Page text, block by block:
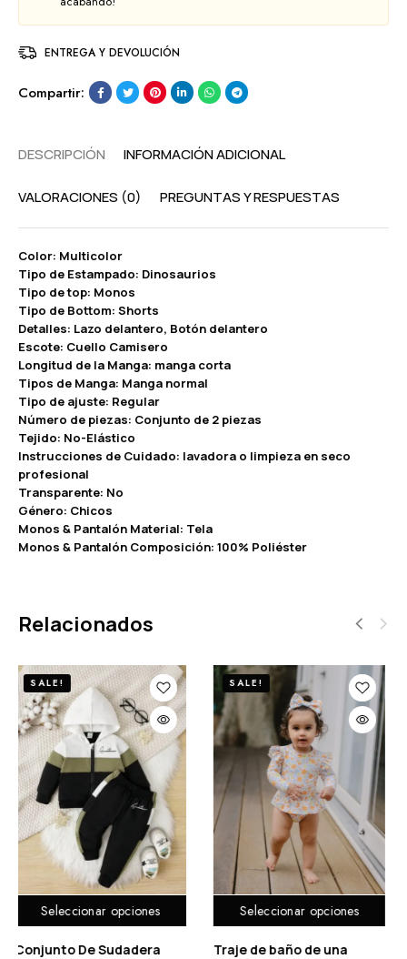
ENTREGA Y DEVOLUCIÓN
Compartir:
DESCRIPCIÓN INFORMACIÓN ADICIONAL
VALORACIONES (0) PREGUNTAS Y RESPUESTAS
Color: Multicolor
Tipo de Estampado: Dinosaurios
Tipo de top: Monos
Tipo de Bottom: Shorts
Detalles: Lazo delantero, Botón delantero
Escote: Cuello Camisero
Longitud de la Manga: manga corta
Tipos de Manga: Manga normal
Tipo de ajuste: Regular
Número de piezas: Conjunto de 2 piezas
Tejido: No-Elástico
Instrucciones de Cuidado: lavadora o limpieza en seco
profesional
Transparente: No
Género: Chicos
Monos & Pantalón Material: Tela
Monos & Pantalón Composición: 100% Poliéster
Relacionados
Seleccionar opciones
SALE!
Traje de baño de una
Añadir al carrito
Vestido de niña elegante